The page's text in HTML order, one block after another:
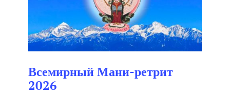
Всемирный Мани-ретрит
2026